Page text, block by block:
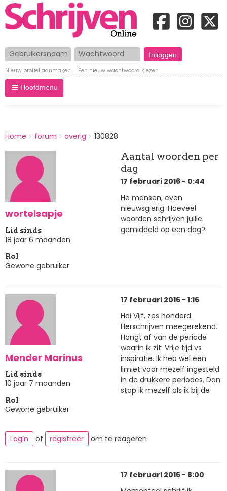
Gebruikersnaam Wachtwoord
Nieuw profiel aanmaken Een nieuw wachtwoord kiezen
Hoofdmenu
BREADCRUMBS
You
here:
Home forum overig 130828
wortelsapje
Lid sinds
18 jaar 6 maanden
Rol
Gewone gebruiker
Aantal woorden per
dag
17 februari 2016 - 0:44
He mensen, even
nieuwsgierig. Hoeveel
woorden schrijven jullie
gemiddeld op een dag?
Mender Marinus
Lid sinds
10 jaar 7 maanden
Rol
Gewone gebruiker
17 februari 2016 - 1:16
Hoi Vijf, zes honderd.
Herschrijven meegerekend.
Hangt af van de periode
waarin ik zit. Vrije tijd vs
inspiratie. Ik heb wel een
limiet voor mezelf ingesteld
in de drukkere periodes. Dan
stop ik mezelf als ik bij de
Login of registreer om te reageren
17 februari 2016 - 8:00